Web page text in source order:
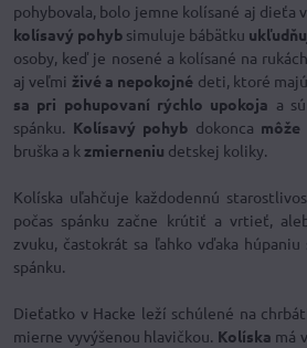
pohybovala, bolo jemne kolísané aj dieťa
kolísavý pohyb simuluje bábätku
osoby, keď je nosené a kolísané na
aj veľmi živé a nepokojné deti, ktoré
sa pri pohupovaní rýchlo upokoja a
spánku. Kolísavý pohyb dokonca môže
bruška a k zmierneniu detskej koliky.
Kolíska uľahčuje každodennú
počas spánku začne krútiť a vrtieť,
zvuku, častokrát sa ľahko vďaka
spánku.
Dieťatko v Hacke leží schúlené na
mierne vyvýšenou hlavičkou. Kolíska má